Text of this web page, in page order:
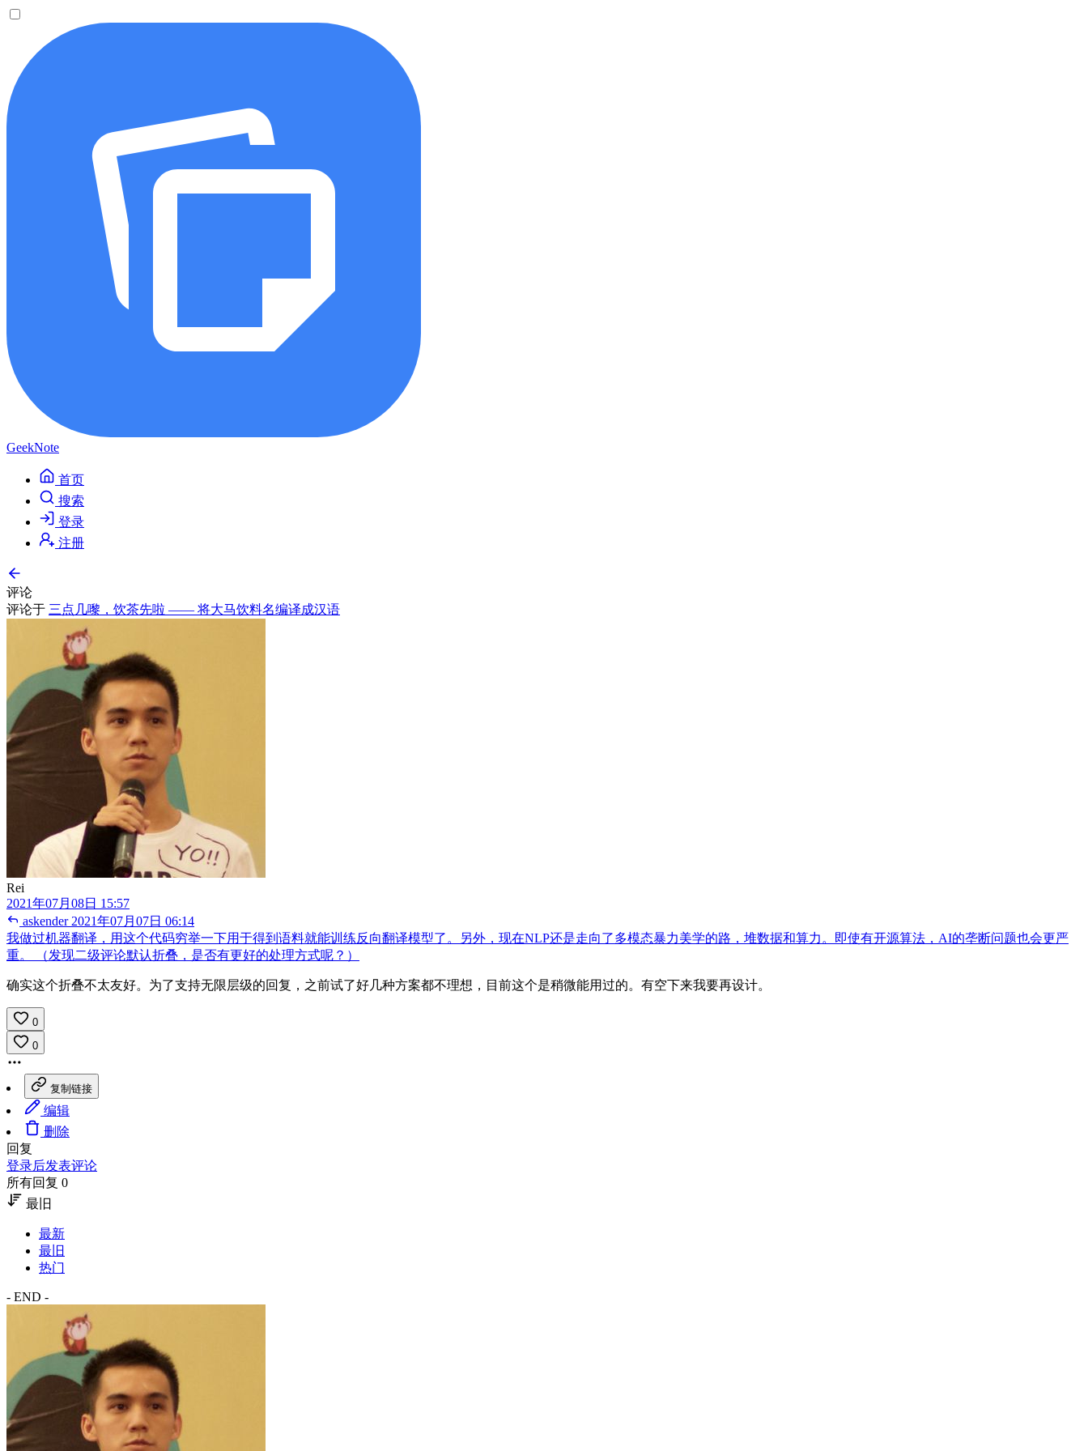
GeekNote
首页
搜索
登录
注册
评论
评论于 三点几嚟，饮茶先啦 —— 将大马饮料名编译成汉语
Rei
2021年07月08日 15:57
askender 2021年07月07日 06:14
我做过机器翻译，用这个代码穷举一下用于得到语料就能训练反向翻译模型了。另外，现在NLP还是走向了多模态暴力美学的路，堆数据和算力。即使有开源算法，AI的垄断问题也会更严
重。 （发现二级评论默认折叠，是否有更好的处理方式呢？）
确实这个折叠不太友好。为了支持无限层级的回复，之前试了好几种方案都不理想，目前这个是稍微能用过的。有空下来我要再设计。
0
0
复制链接
编辑
删除
回复
登录后发表评论
所有回复 0
最旧
最新
最旧
热门
- END -